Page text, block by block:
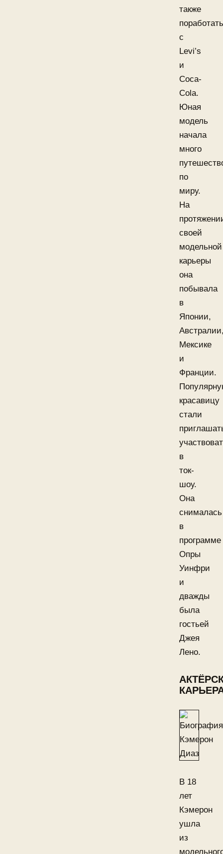
также
поработать
с
Levi’s
и
Coca-
Cola.
Юная
модель
начала
много
по
миру.
На
своей
модельной
карьеры
она
побывала
в
Японии,
Мексике
и
Франции.
красавицу
стали
в
ток-
шоу.
Она
снималась
в
программе
Опры
Уинфри
и
дважды
была
гостьей
Джея
Лено.
В 18
лет
Кэмерон
ушла
из